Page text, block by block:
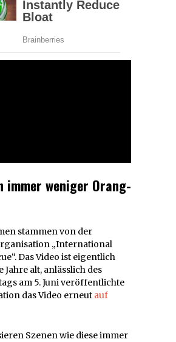
immer weniger Orang-
stammen von der
„International
Das Video ist eigentlich
Jahre alt, anlässlich des
am 5. Juni veröffentlichte
das Video erneut auf
Szenen wie diese immer